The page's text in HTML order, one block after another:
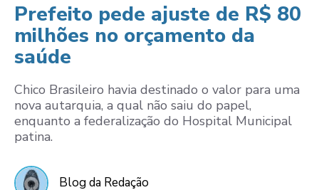
Prefeito pede ajuste de R$ 80
milhões no orçamento da
saúde
Chico Brasileiro havia destinado o valor para uma
nova autarquia, a qual não saiu do papel,
enquanto a federalização do Hospital Municipal
patina.
Blog da Redação